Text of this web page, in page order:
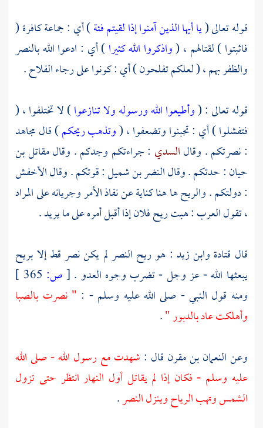
قوله تعالى (يا أيها الذين آمنوا إذا لقيتم فئة) أي : جماعة كافرة (
فاثبتوا ) لقتالهم ، (واذكروا الله كثيرا) أي : ادعوا الله بالنصر
والظفر بهم ، ( لعلكم تفلحون ) أي : كونوا على رجاء الفلاح .
قوله تعالى : (وأطيعوا الله ورسوله ولا تنازعوا) لا تختلفوا ، (
فتفشلوا ) أي : تجبنوا وتضعفوا ، (وتذهب ريحكم) قالمجاهد
: نصرتكم . وقالالسدي : جراءتكم وجدكم . وقالمقاتل بن
حيان: حدتكم . وقالالنضر بن شميل: قوتكم . وقالالأخفش
: دولتكم . والريح ها هنا كناية عن نفاذ الأمر وجريانه على المراد
، تقول العرب : هبت ريح فلان إذا أقبل أمره على ما يريد .
قال قتادة وابن زيد : هو ريح النصر لم يكن نصر قط إلا بريح
يبعثها الله - عز وجل - تضرب وجوه العدو . [ص:
ومنه قول النبي - صلى الله عليه وسلم - : " نصرت بالصبا
وأهلكت عاد بالدبور ".
وعنالنعمان بن مقرن قال : شهدت مع رسول الله - صلى الله
عليه وسلم - فكان إذا لم يقاتل أول النهار انتظر حتى تزول
الشمس وتهب الرياح وينزل النصر.